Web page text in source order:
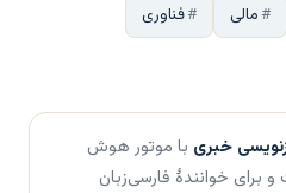
مالی
فناوری
خبری با موتور هوش
برای خوانندهٔ فارسی‌زبان